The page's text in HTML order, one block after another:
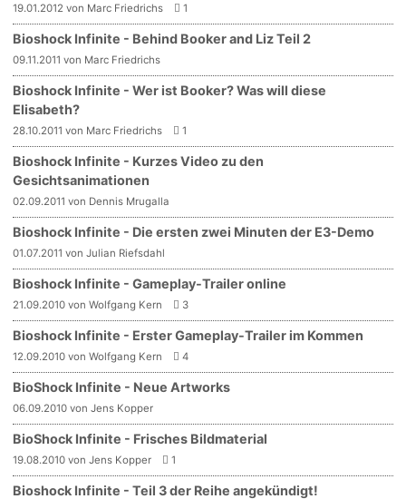
19.01.2012 von Marc Friedrichs 1
Bioshock Infinite - Behind Booker and Liz Teil 2
09.11.2011 von Marc Friedrichs
Bioshock Infinite - Wer ist Booker? Was will diese
Elisabeth?
28.10.2011 von Marc Friedrichs 1
Bioshock Infinite - Kurzes Video zu den
Gesichtsanimationen
02.09.2011 von Dennis Mrugalla
Bioshock Infinite - Die ersten zwei Minuten der E3-Demo
01.07.2011 von Julian Riefsdahl
Bioshock Infinite - Gameplay-Trailer online
21.09.2010 von Wolfgang Kern 3
Bioshock Infinite - Erster Gameplay-Trailer im Kommen
12.09.2010 von Wolfgang Kern 4
BioShock Infinite - Neue Artworks
06.09.2010 von Jens Kopper
BioShock Infinite - Frisches Bildmaterial
19.08.2010 von Jens Kopper 1
Bioshock Infinite - Teil 3 der Reihe angekündigt!